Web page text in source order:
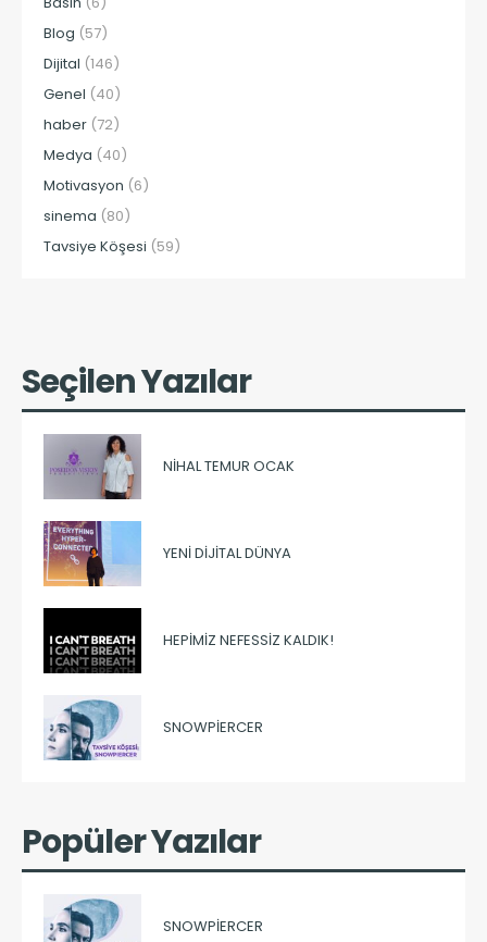
Blog (57)
Dijital (146)
Genel (40)
haber (72)
Medya (40)
Motivasyon (6)
sinema (80)
Tavsiye Köşesi (59)
Seçilen Yazılar
NIHAL TEMUR OCAK
YENI DIJITAL DÜNYA
HEPIMIZ NEFESSIZ KALDIK!
SNOWPIERCER
Popüler Yazılar
SNOWPIERCER